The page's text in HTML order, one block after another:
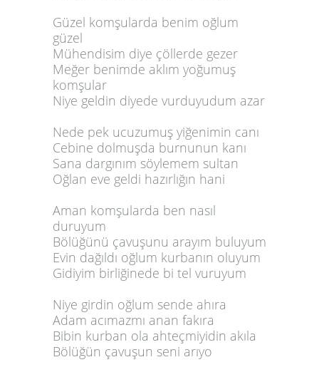
Güzel komşularda benim oğlum
güzel
Mühendisim diye çöllerde gezer
Meğer benimde aklım yoğumuş
komşular
Niye geldin diyede vurduyudum azar
Nede pek ucuzumuş yiğenimin canı
Cebine dolmuşda burnunun kanı
Sana dargınım söylemem sultan
Oğlan eve geldi hazırlığın hani
Aman komşularda ben nasıl
duruyum
Bölüğünü çavuşunu arayım buluyum
Evin dağıldı oğlum kurbanın oluyum
Gidiyim birliğinede bi tel vuruyum
Niye girdin oğlum sende ahıra
Adam acımazmı anan fakıra
Bibin kurban ola ahteçmiyidin akıla
Bölüğün çavuşun seni arıyo